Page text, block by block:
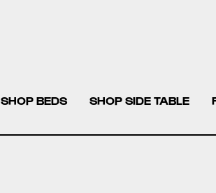
SHOP BEDS SHOP SIDE TABLE